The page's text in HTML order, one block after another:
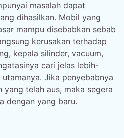
masalah dapat
dihasilkan. Mobil yang
mampu disebabkan sebab
kerusakan terhadap
kepala silinder, vacuum,
cari jelas lebih-
Jika penyebabnya
yang telah aus, maka segera
dengan yang baru.